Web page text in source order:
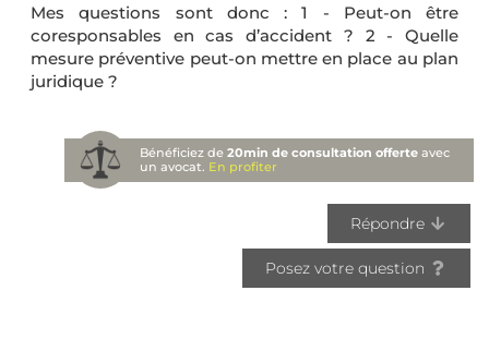
Mes questions sont donc : 1 - Peut-on être
coresponsables en cas d’accident ? 2 - Quelle
mesure préventive peut-on mettre en place au plan
juridique ?
Bénéficiez de20min de consultation offerte avec
un avocat. En profiter
Répondre
Posez votre question